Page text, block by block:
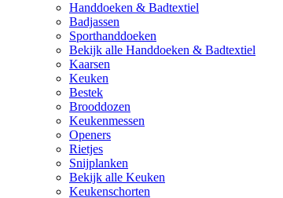
Handdoeken & Badtextiel
Badjassen
Sporthanddoeken
Bekijk alle Handdoeken & Badtextiel
Kaarsen
Keuken
Bestek
Brooddozen
Keukenmessen
Openers
Rietjes
Snijplanken
Bekijk alle Keuken
Keukenschorten